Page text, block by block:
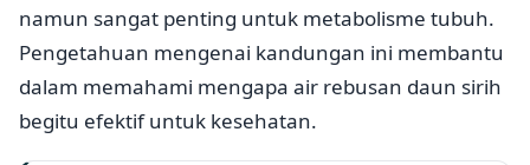
namun sangat penting untuk metabolisme tubuh.
Pengetahuan mengenai kandungan ini membantu
dalam memahami mengapa air rebusan daun sirih
begitu efektif untuk kesehatan.